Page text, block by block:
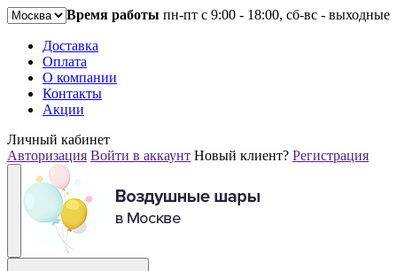
Время работы пн-пт с 9:00 - 18:00, сб-вс - выходные
Доставка
Оплата
О компании
Контакты
Акции
Личный кабинет
Авторизация Войти в аккаунт Новый клиент? Регистрация